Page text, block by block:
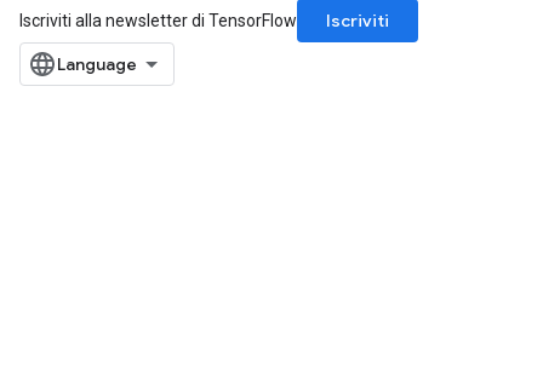
Iscriviti alla newsletter di TensorFlow
Iscriviti